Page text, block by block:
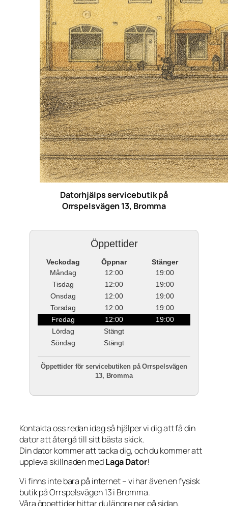
Datorhjälps servicebutik på
Orrspelsvägen 13, Bromma
Öppettider
Veckodag Öppnar
Stänger
Måndag
12:00
19:00
Tisdag
12:00
19:00
Onsdag
12:00
19:00
Torsdag
12:00
19:00
Fredag
12:00
19:00
Lördag
Stängt
Söndag
Stängt
Öppettider för servicebutiken på Orrspelsvägen
13, Bromma
Kontakta oss redan idag så hjälper vi dig att få din
dator att återgå till sitt bästa skick.
Din dator kommer att tacka dig, och du kommer att
uppleva skillnaden medLaga Dator!
Vi finns inte bara på internet – vi har även en fysisk
butik på Orrspelsvägen 13 i Bromma.
Våra öppettider hittar du längre ner på sidan.